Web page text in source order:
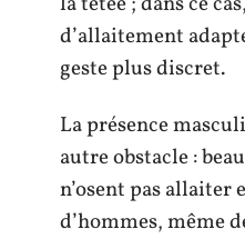
d’allaitement
geste plus discret.
La présence
autre obstacle :
n’osent pas allaiter
d’hommes, même